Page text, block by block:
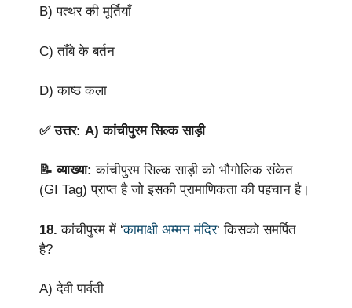
B) पत्थर की मूर्तियाँ
C) ताँबे के बर्तन
D) काष्ठ कला
✅ उत्तर: A) कांचीपुरम सिल्क साड़ी
📝 व्याख्या:कांचीपुरम सिल्क साड़ी को भौगोलिक संकेत
(GI Tag) प्राप्त है जो इसकी प्रामाणिकता की पहचान है।
18.कांचीपुरम में ‘कामाक्षी अम्मन मंदिर‘ किसको समर्पित
है?
A) देवी पार्वती